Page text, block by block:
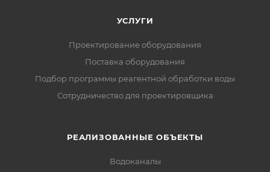
УСЛУГИ
Проектирование оборудования
Поставка оборудования
Подбор программы реагентной обработки воды
Сотрудничество для проектировщика
РЕАЛИЗОВАННЫЕ ОБЪЕКТЫ
Водоканалы